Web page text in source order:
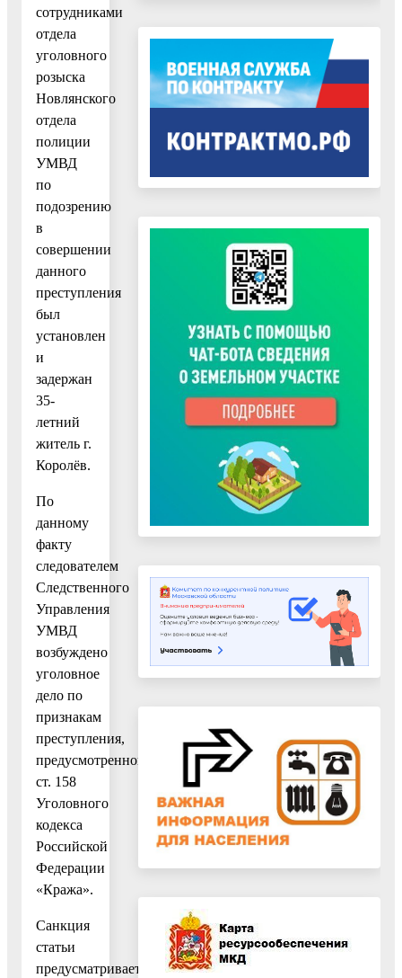
сотрудниками
отдела
уголовного
розыска
Новлянского
отдела
полиции
УМВД
по
подозрению
в
совершении
данного
преступления
был
установлен
и
задержан
35-
летний
житель г.
Королёв.
По
данному
факту
следователем
Следственного
Управления
УМВД
возбуждено
уголовное
дело по
признакам
преступления,
предусмотренного
ст. 158
Уголовного
кодекса
Российской
Федерации
«Кража».
Санкция
статьи
предусматривает